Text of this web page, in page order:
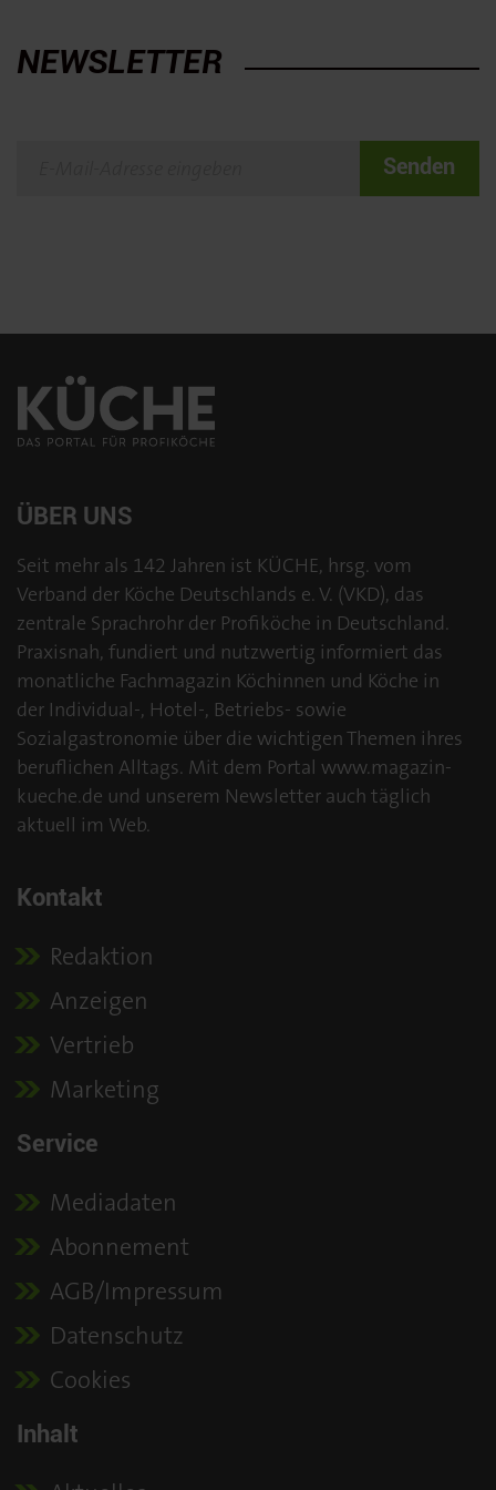
NEWSLETTER
Senden
ÜBER UNS
Seit mehr als 142 Jahren ist KÜCHE, hrsg. vom
Verband der Köche Deutschlands e. V. (VKD), das
zentrale Sprachrohr der Profiköche in Deutschland.
Praxisnah, fundiert und nutzwertig informiert das
monatliche Fachmagazin Köchinnen und Köche in
der Individual-, Hotel-, Betriebs- sowie
Sozialgastronomie über die wichtigen Themen ihres
beruflichen Alltags. Mit dem Portal www.magazin-
kueche.de und unserem Newsletter auch täglich
aktuell im Web.
Kontakt
Redaktion
Anzeigen
Vertrieb
Marketing
Service
Mediadaten
Abonnement
AGB/Impressum
Datenschutz
Cookies
Inhalt